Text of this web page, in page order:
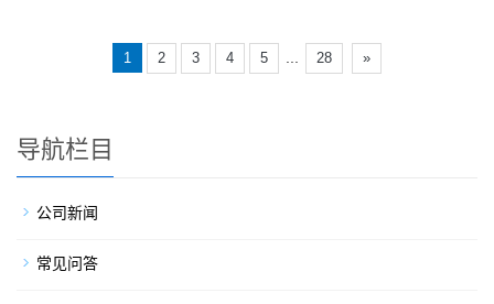
1 2 3 4 5 28 »
导航栏目
公司新闻
常见问答